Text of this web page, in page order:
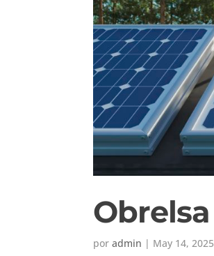
Obrelsa
poradmin | May 14, 2025